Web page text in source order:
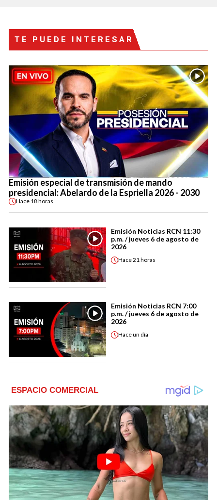
TE PUEDE INTERESAR
Emisión especial de transmisión de mando
presidencial: Abelardo de la Espriella 2026 - 2030
Hace 18 horas
Emisión Noticias RCN 11:30
p.m. / jueves 6 de agosto de
2026
Hace21 horas
Emisión Noticias RCN 7:00
p.m. / jueves 6 de agosto de
2026
Haceun día